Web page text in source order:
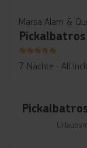
Marsa Alam &
5
7 Nächte ∙ All